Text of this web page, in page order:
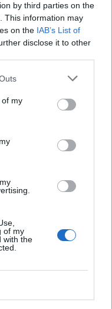
by third parties on the
This information may
on the IAB’s List of
disclose it to other
of my
of my
with the